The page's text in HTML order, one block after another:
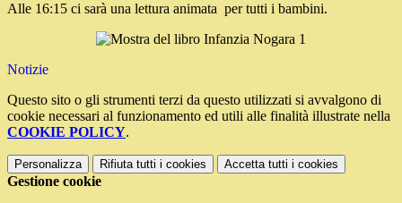
Alle 16:15 ci sarà una lettura animata per tutti i bambini.
Notizie
Questo sito o gli strumenti terzi da questo utilizzati si avvalgono di
cookie necessari al funzionamento ed utili alle finalità illustrate nella
COOKIE POLICY.
Personalizza Rifiuta tutti i cookies Accetta tutti i cookies
Gestione cookie